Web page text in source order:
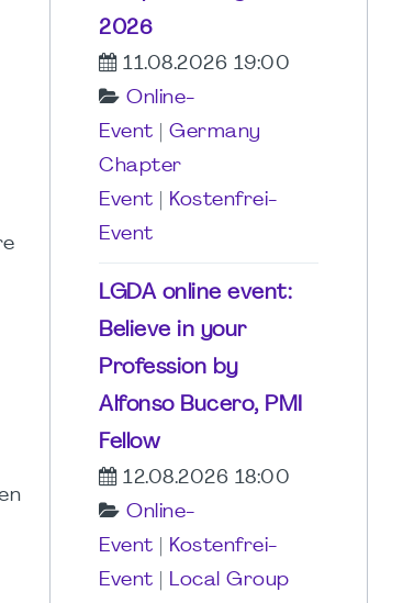
2026
11.08.2026 19:00
Online-
Event
Germany
Chapter
Event
Kostenfrei-
Event
LGDA online event:
Believe in your
Profession by
Alfonso Bucero, PMI
Fellow
12.08.2026 18:00
Online-
Event
Kostenfrei-
Event
Local Group